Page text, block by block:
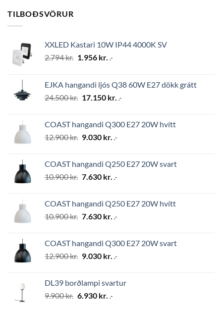
TILBOÐSVÖRUR
XXLED Kastari 10W IP44 4000K SV
2.794kr. Original
2.794 kr..
1.956 kr. Current
1.956 kr..
.-
EJKA hangandi ljós Q38 60W E27 dökk grátt
24.500kr. Original
24.500 kr..
17.150 kr. Current
17.150 kr..
.-
COAST hangandi Q300 E27 20W hvítt
12.900kr. Original
12.900 kr..
9.030 kr. Current
9.030 kr..
.-
COAST hangandi Q250 E27 20W svart
10.900kr. Original
10.900 kr..
7.630 kr. Current
7.630 kr..
.-
COAST hangandi Q250 E27 20W hvítt
10.900kr. Original
10.900 kr..
7.630 kr. Current
7.630 kr..
.-
COAST hangandi Q300 E27 20W svart
12.900kr. Original
12.900 kr..
9.030 kr. Current
9.030 kr..
.-
DL39 borðlampi svartur
9.900kr. Original
6.930 kr. Current
.-